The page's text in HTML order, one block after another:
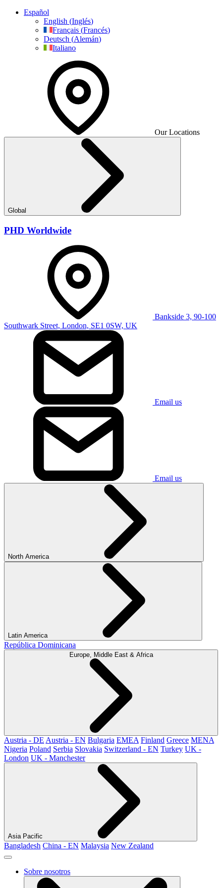
Español
English (Inglés)
Français (Francés)
Deutsch (Alemán)
Italiano
Our Locations
Global
PHD Worldwide
Bankside 3, 90-100
Southwark Street, London, SE1 0SW, UK
Email us
Email us
North America
Latin America
República Dominicana
Europe, Middle East & Africa
Austria - DE Austria - EN Bulgaria EMEA Finland Greece MENA
Nigeria Poland Serbia Slovakia Switzerland - EN Turkey UK -
London UK - Manchester
Asia Pacific
Bangladesh China - EN Malaysia New Zealand
Sobre nosotros